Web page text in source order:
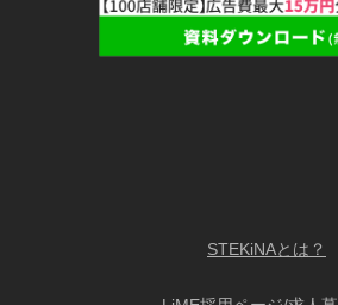
STEKiNAとは？